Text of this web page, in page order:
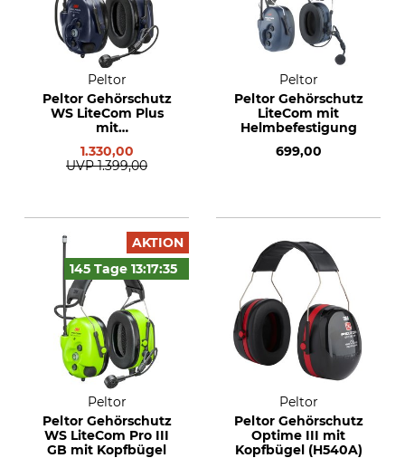
Peltor
Peltor Gehörschutz
WS LiteCom Plus
mit
1.330,00
UVP 1.399,00
Peltor
Peltor Gehörschutz
LiteCom mit
Helmbefestigung
699,00
AKTION
145 Tage 13:17:34
Peltor
Peltor Gehörschutz
WS LiteCom Pro III
GB mit Kopfbügel
Peltor
Peltor Gehörschutz
Optime III mit
Kopfbügel (H540A)